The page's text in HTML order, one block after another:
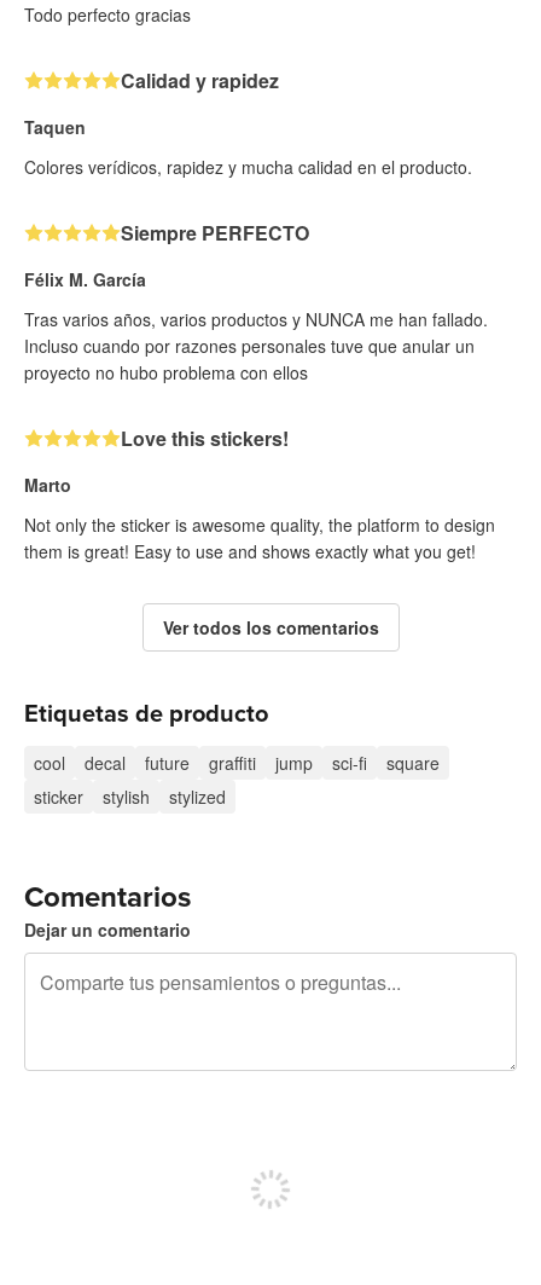
Todo perfecto gracias
Calidad y rapidez
Taquen
Colores verídicos, rapidez y mucha calidad en el producto.
Siempre PERFECTO
Félix M. García
Tras varios años, varios productos y NUNCA me han fallado.
Incluso cuando por razones personales tuve que anular un
proyecto no hubo problema con ellos
Love this stickers!
Marto
Not only the sticker is awesome quality, the platform to design
them is great! Easy to use and shows exactly what you get!
Ver todos los comentarios
Etiquetas de producto
cool decal future graffiti jump sci-fi
square
sticker
stylish stylized
Comentarios
Dejar un comentario